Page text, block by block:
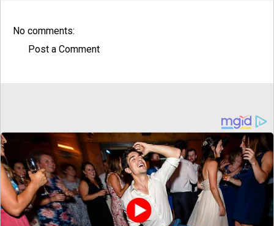
No comments:
Post a Comment